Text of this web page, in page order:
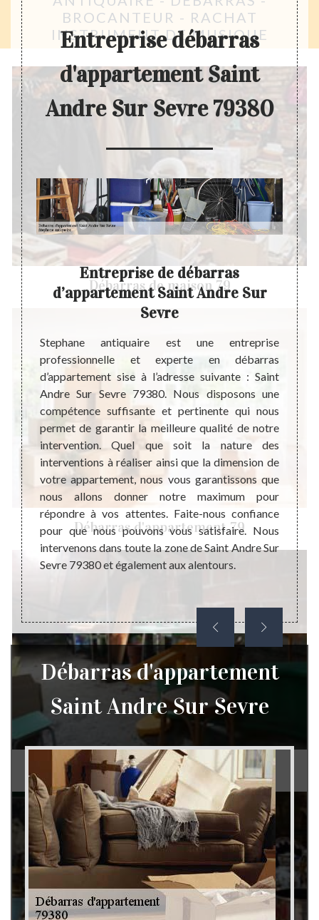
BROCANTEUR - RACHAT
INSTRUMENT DE MUSIQUE
Débarras de maison 79
Débarras d'appartement 79
Débarras de grenier et cave 79
Entreprise débarras
d'appartement Saint
Andre Sur Sevre 79380
des
tous
il est
vos
une
Entreprise de débarras
d’appartement Saint Andre Sur
Sevre
Stephane antiquaire est une entreprise
professionnelle et experte en débarras
d’appartement sise à l’adresse suivante : Saint
Andre Sur Sevre 79380. Nous disposons une
compétence suffisante et pertinente qui nous
permet de garantir la meilleure qualité de notre
intervention. Quel que soit la nature des
interventions à réaliser ainsi que la dimension de
votre appartement, nous vous garantissons que
nous allons donner notre maximum pour
répondre à vos attentes. Faite-nous confiance
pour que nous pouvons vous satisfaire. Nous
intervenons dans toute la zone de Saint Andre Sur
Sevre 79380 et également aux alentours.
peut
Et la
actuel.
Débarras d'appartement
Saint Andre Sur Sevre